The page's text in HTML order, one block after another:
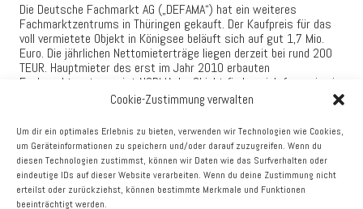
Cookie-Zustimmung verwalten
Um dir ein optimales Erlebnis zu bieten, verwenden wir Technologien wie Cookies,
um Geräteinformationen zu speichern und/oder darauf zuzugreifen. Wenn du
diesen Technologien zustimmst, können wir Daten wie das Surfverhalten oder
eindeutige IDs auf dieser Website verarbeiten. Wenn du deine Zustimmung nicht
erteilst oder zurückziehst, können bestimmte Merkmale und Funktionen
beeinträchtigt werden.
Die Deutsche Fachmarkt AG („DEFAMA“) hat ein weiteres
Fachmarktzentrums in Thüringen gekauft. Der Kaufpreis für das
voll vermietete Objekt in Königsee beläuft sich auf gut 1,7 Mio.
Euro. Die jährlichen Nettomieterträge liegen derzeit bei rund 200
TEUR. Hauptmieter des erst im Jahr 2010 erbauten
Fachmarktzentrums ist NORMA. Im Objekt finden sich ferner je ein
Metzger und Bäcker, eine große regionale Getränkemarktkette, ein
inhabergeführter Drogeriemarkt sowie ein Reisebüro.
„Wir freuen uns, dass wir erneut eine fast neue Immobilie zu
einem günstigen Kaufpreis erwerben konnten“, sagt Matthias
Schrade, Vorstand der Deutsche Fachmarkt AG. „Das Objekt
gefällt uns durch seinen guten Mietermix und seine
Alleinstellungsmerkmale in der Region.“ So findet sich hier der